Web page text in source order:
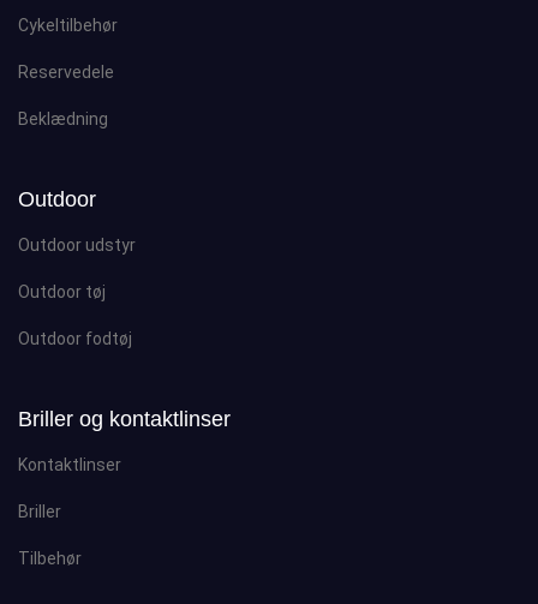
Cykeltilbehør
Reservedele
Beklædning
Outdoor
Outdoor udstyr
Outdoor tøj
Outdoor fodtøj
Briller og kontaktlinser
Kontaktlinser
Briller
Tilbehør